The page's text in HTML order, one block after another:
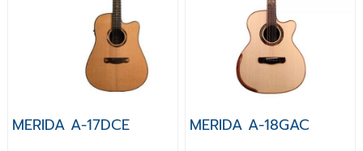
MERIDA A-17DCE MERIDA A-18GAC